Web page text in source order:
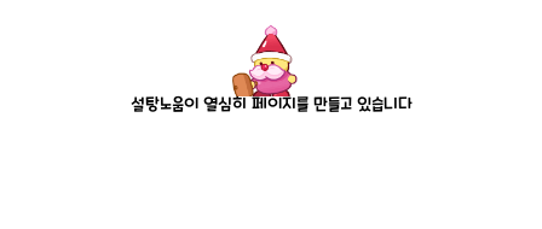
설탕노움이 열심히 페이지를 만들고 있습니다